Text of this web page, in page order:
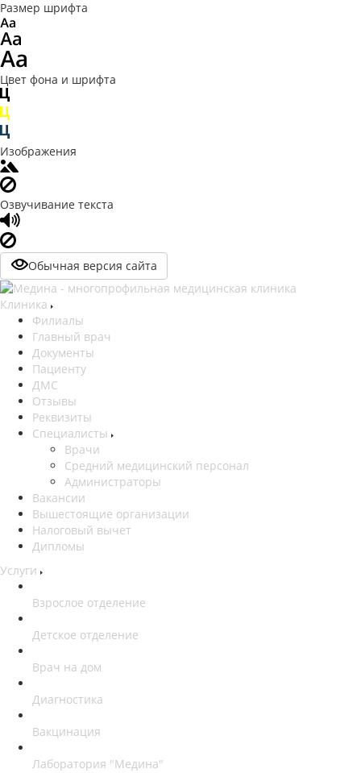
Размер шрифта
Цвет фона и шрифта
Изображения
Озвучивание текста
Обычная версия сайта
Клиника
Филиалы
Главный врач
Документы
Пациенту
ДМС
Отзывы
Реквизиты
Специалисты
Врачи
Средний медицинский персонал
Администраторы
Вакансии
Вышестоящие организации
Налоговый вычет
Дипломы
Услуги
Взрослое отделение
Детское отделение
Врач на дом
Диагностика
Вакцинация
Лаборатория "Медина"